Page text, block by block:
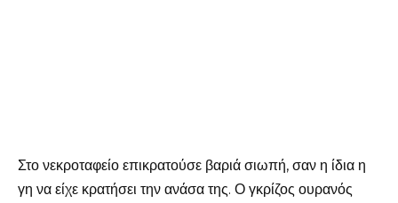
Στο νεκροταφείο επικρατούσε βαριά σιωπή, σαν η ίδια η
γη να είχε κρατήσει την ανάσα της. Ο γκρίζος ουρανός